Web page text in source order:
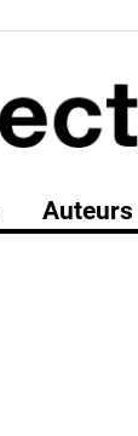
Auteurs